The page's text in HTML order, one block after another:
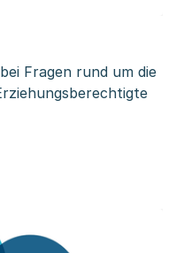
Fragen rund um die
Lehraufsicht